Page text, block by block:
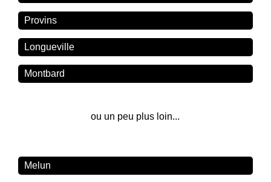
Provins
Longueville
Montbard
ou un peu plus loin...
Melun